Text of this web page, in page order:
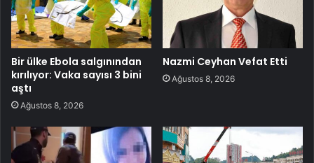
Bir ülke Ebola salgınından
kırılıyor: Vaka sayısı 3 bini
aştı
Ağustos 8, 2026
Nazmi Ceyhan Vefat Etti
Ağustos 8, 2026